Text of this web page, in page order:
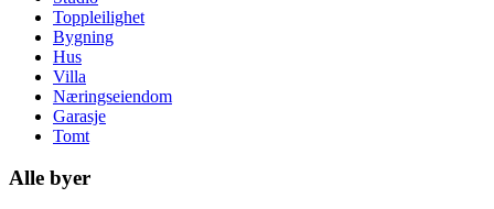
Toppleilighet
Bygning
Hus
Villa
Næringseiendom
Garasje
Tomt
Alle byer